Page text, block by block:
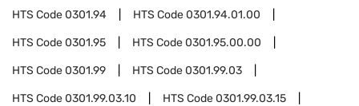
HTS Code0301.94 HTS Code0301.94.01.00
HTS Code0301.95 HTS Code0301.95.00.00
HTS Code0301.99 HTS Code0301.99.03
HTS Code0301.99.03.10 HTS Code0301.99.03.15